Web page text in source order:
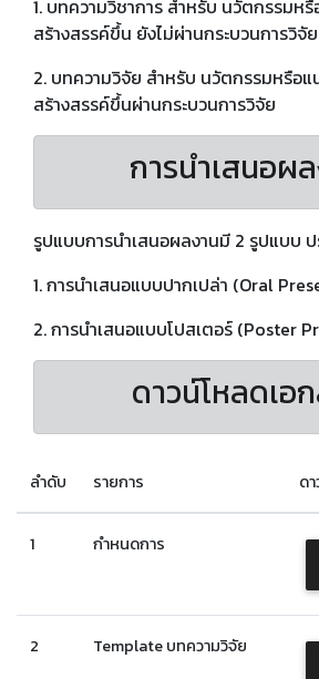
1. บทความวิชาการ สำหรับ นวัตกรรม
สร้างสรรค์ขึ้น ยังไม่ผ่านกระบวนการวิจัย
2. บทความวิจัย สำหรับ นวัตกรรมหรือ
สร้างสรรค์ขึ้นผ่านกระบวนการวิจัย
การนำเสนอผ
รูปแบบการนำเสนอผลงานมี 2 รูปแบบ
1. การนำเสนอแบบปากเปล่า (Oral
2. การนำเสนอแบบโปสเตอร์ (Poster
ดาวน์โหลดเอ
ลำดับ รายการ ด
1 กำหนดการ
2 Template บทความวิจัย